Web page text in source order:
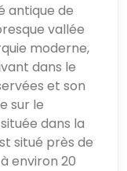
antique de
vallée
moderne,
dans le
et son
sur le
dans la
situé près de
environ 20